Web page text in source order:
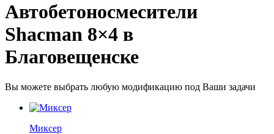
Автобетоносмесители
Shacman 8×4 в
Благовещенске
Вы можете выбрать любую модификацию под Ваши задачи
Миксер